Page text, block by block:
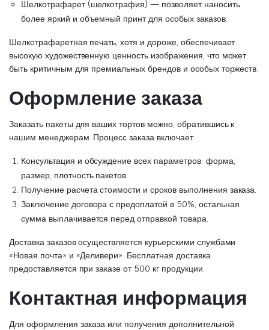
Шелкотрафарет (шелкотрафия) — позволяет наносить
более яркий и объемный принт для особых заказов.
Шелкотрафаретная печать, хотя и дороже, обеспечивает
высокую художественную ценность изображения, что может
быть критичным для премиальных брендов и особых торжеств.
Оформление заказа
Заказать пакеты для ваших тортов можно, обратившись к
нашим менеджерам. Процесс заказа включает:
Консультация и обсуждение всех параметров: форма,
размер, плотность пакетов.
Получение расчета стоимости и сроков выполнения заказа.
Заключение договора с предоплатой в 50%, остальная
сумма выплачивается перед отправкой товара.
Доставка заказов осуществляется курьерскими службами
«Новая почта» и «Деливери». Бесплатная доставка
предоставляется при заказе от 500 кг продукции.
Контактная информация
Для оформления заказа или получения дополнительной